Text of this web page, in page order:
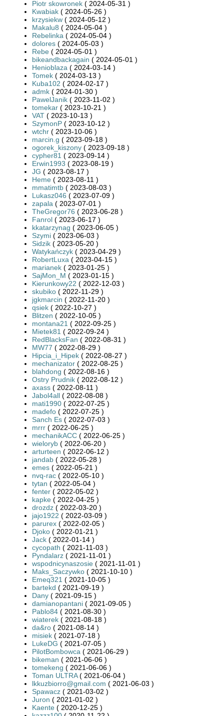
Piotr skowronek ( 2024-05-31 )
Kwabiak ( 2024-05-26 )
krzysiekw ( 2024-05-12 )
Makalu8 ( 2024-05-04 )
Rebelinka ( 2024-05-04 )
dolores ( 2024-05-03 )
Rebe ( 2024-05-01 )
bikeandbackagain ( 2024-05-01 )
Henioblaza ( 2024-03-14 )
Tomek ( 2024-03-13 )
Kuba102 ( 2024-02-17 )
admk ( 2024-01-30 )
PawelJanik ( 2023-11-02 )
tomekar ( 2023-10-21 )
VAT ( 2023-10-13 )
SzymonP ( 2023-10-12 )
wtchr ( 2023-10-06 )
marcin.g ( 2023-09-18 )
ogorek_kiszony ( 2023-09-18 )
cypher81 ( 2023-09-14 )
Erwin1993 ( 2023-08-19 )
JG ( 2023-08-17 )
Heme ( 2023-08-11 )
mmatimtb ( 2023-08-03 )
Lukasz046 ( 2023-07-09 )
zapala ( 2023-07-01 )
TheGregor76 ( 2023-06-28 )
Fanrol ( 2023-06-17 )
kkatarzynag ( 2023-06-05 )
Szymi ( 2023-06-03 )
Sidzik ( 2023-05-20 )
Watykańczyk ( 2023-04-29 )
RobertLuxa ( 2023-04-15 )
marianek ( 2023-01-25 )
SajMon_M ( 2023-01-15 )
Kierunkowy22 ( 2022-12-03 )
skubiko ( 2022-11-29 )
jgkmarcin ( 2022-11-20 )
qsiek ( 2022-10-27 )
Blitzen ( 2022-10-05 )
montana21 ( 2022-09-25 )
Mietek81 ( 2022-09-24 )
RedBlacksFan ( 2022-08-31 )
MW77 ( 2022-08-29 )
Hipcia_i_Hipek ( 2022-08-27 )
mechanizator ( 2022-08-25 )
blahdong ( 2022-08-16 )
Ostry Prudnik ( 2022-08-12 )
axass ( 2022-08-11 )
Jabol4all ( 2022-08-08 )
mati1990 ( 2022-07-25 )
madefo ( 2022-07-25 )
Sanch Es ( 2022-07-03 )
mrrr ( 2022-06-25 )
mechanikACC ( 2022-06-25 )
wieloryb ( 2022-06-20 )
arturteen ( 2022-06-12 )
jandab ( 2022-05-28 )
emes ( 2022-05-21 )
nvq-rac ( 2022-05-10 )
tytan ( 2022-05-04 )
fenter ( 2022-05-02 )
kapke ( 2022-04-25 )
drozdz ( 2022-03-20 )
jajo1922 ( 2022-03-09 )
parurex ( 2022-02-05 )
Djoko ( 2022-01-21 )
Jack ( 2022-01-14 )
cycopath ( 2021-11-03 )
Pyndalarz ( 2021-11-01 )
wspodnicynaszosie ( 2021-11-01 )
Maks_Saczywko ( 2021-10-10 )
Emeq321 ( 2021-10-05 )
bartekd ( 2021-09-19 )
Dany ( 2021-09-15 )
damianopantani ( 2021-09-05 )
Pablo84 ( 2021-08-30 )
wiaterek ( 2021-08-18 )
da&ro ( 2021-08-14 )
misiek ( 2021-07-18 )
LukeDG ( 2021-07-05 )
PilotBombowca ( 2021-06-29 )
bikeman ( 2021-06-06 )
tomekeng ( 2021-06-06 )
Toman ULTRA( 2021-06-04 )
lkkuzbiorro@gmail.com ( 2021-06-03 )
Spawacz ( 2021-03-02 )
Juron ( 2021-01-02 )
Kaente ( 2020-12-25 )